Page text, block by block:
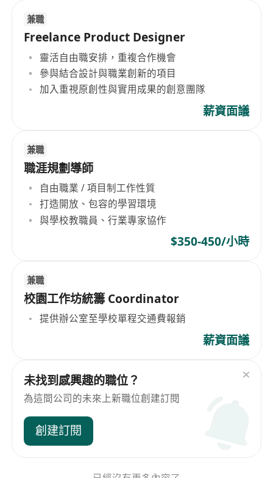
兼職
Freelance Product Designer
靈活自由職安排，重複合作機會
參與結合設計與職業創新的項目
加入重視原創性與實用成果的創意團隊
薪資面議
兼職
職涯規劃導師
自由職業 / 項目制工作性質
打造開放、包容的學習環境
與學校教職員、行業專家協作
$350-450/小時
兼職
校園工作坊統籌 Coordinator
提供辦公室至學校單程交通費報銷
薪資面議
未找到感興趣的職位？
為這間公司的未來上新職位創建訂閱
創建訂閱